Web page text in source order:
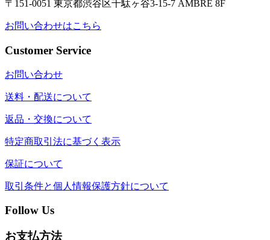
〒151-0051 東京都渋谷区千駄ヶ谷3-15-7 AMBRE 8F
お問い合わせはこちら
Customer Service
お問い合わせ
送料・配送について
返品・交換について
特定商取引法に基づく表示
保証について
取引条件と個人情報保護方針について
Follow Us
お支払方法